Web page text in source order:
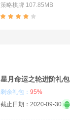
策略棋牌 107.85MB
星月命运之轮进阶礼包
剩余礼包： 95%
截止日期：2020-09-30